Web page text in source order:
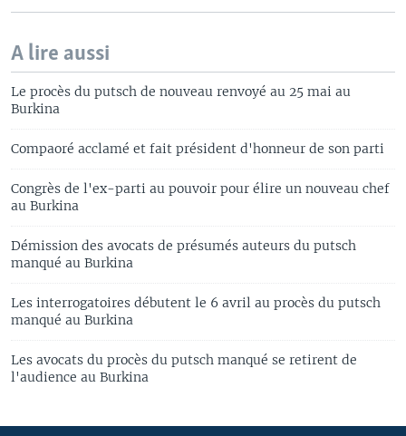
A lire aussi
Le procès du putsch de nouveau renvoyé au 25 mai au
Burkina
Compaoré acclamé et fait président d'honneur de son parti
Congrès de l'ex-parti au pouvoir pour élire un nouveau chef
au Burkina
Démission des avocats de présumés auteurs du putsch
manqué au Burkina
Les interrogatoires débutent le 6 avril au procès du putsch
manqué au Burkina
Les avocats du procès du putsch manqué se retirent de
l'audience au Burkina